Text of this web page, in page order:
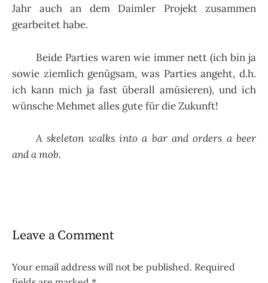
Jahr auch an dem Daimler Projekt zusammen
gearbeitet habe.
Beide Parties waren wie immer nett (ich bin ja
sowie ziemlich genügsam, was Parties angeht, d.h.
ich kann mich ja fast überall amüsieren), und ich
wünsche Mehmet alles gute für die Zukunft!
A skeleton walks into a bar and orders a beer
and a mob.
Leave a Comment
Your email address will not be published. Required